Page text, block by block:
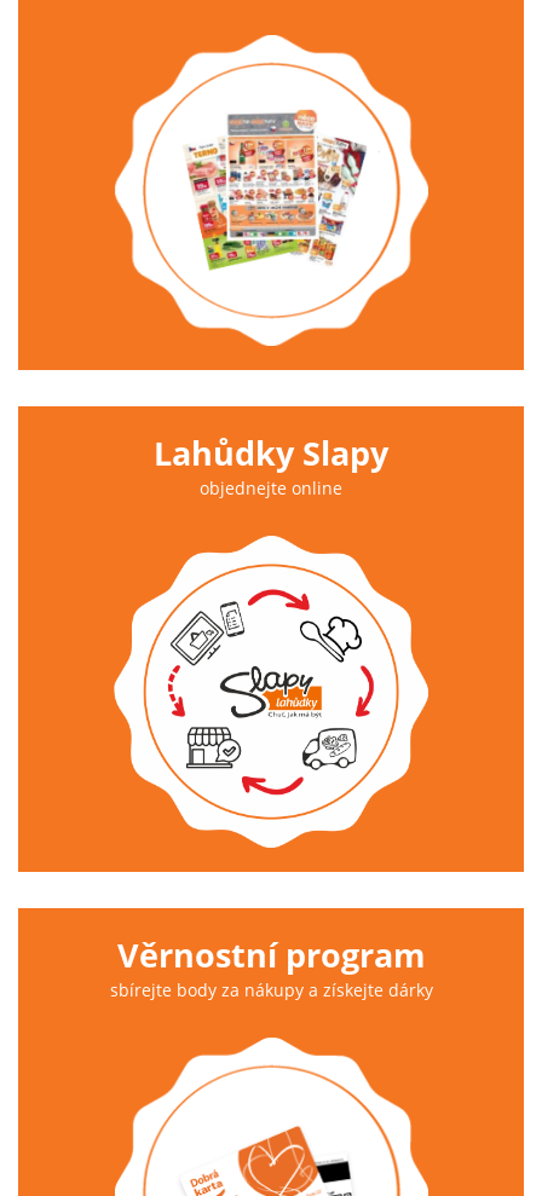
Lahůdky Slapy
objednejte online
Věrnostní program
sbírejte body za nákupy a získejte dárky